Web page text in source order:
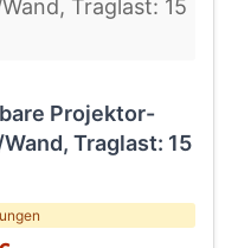
Projektor-
Traglast: 15